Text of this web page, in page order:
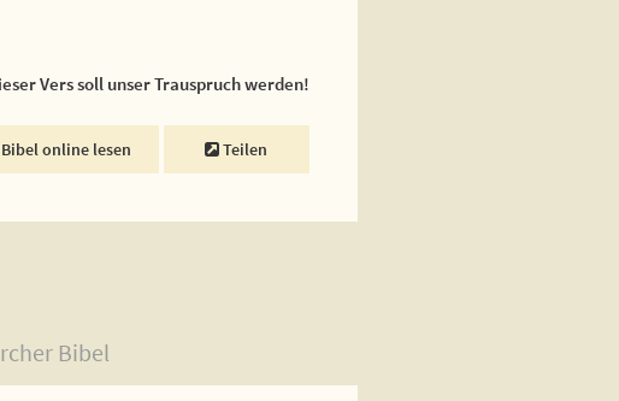
Vers soll unser Trauspruch werden!
online lesen Teilen
Bibel